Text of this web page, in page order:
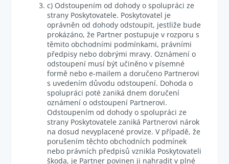
c) Odstoupením od dohody o spolupráci ze
strany Poskytovatele. Poskytovatel je
oprávněn od dohody odstoupit, jestliže bude
prokázáno, že Partner postupuje v rozporu s
těmito obchodními podmínkami, právními
předpisy nebo dobrými mravy. Oznámení o
odstoupení musí být učiněno v písemné
formě nebo e-mailem a doručeno Partnerovi
s uvedením důvodu odstoupení. Dohoda o
spolupráci poté zaniká dnem doručení
oznámení o odstoupení Partnerovi.
Odstoupením od dohody o spolupráci ze
strany Poskytovatele zaniká Partnerovi nárok
na dosud nevyplacené provize. V případě, že
porušením těchto obchodních podmínek
nebo právních předpisů vznikla Poskytovateli
škoda, je Partner povinen ji nahradit v plné